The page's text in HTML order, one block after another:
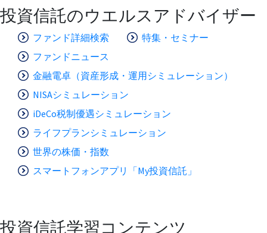
投資信託のウエルスアドバイザー
ファンド詳細検索
特集・セミナー
ファンドニュース
金融電卓（資産形成・運用シミュレーション）
NISAシミュレーション
iDeCo税制優遇シミュレーション
ライフプランシミュレーション
世界の株価・指数
スマートフォンアプリ「My投資信託」
投資信託学習コンテンツ